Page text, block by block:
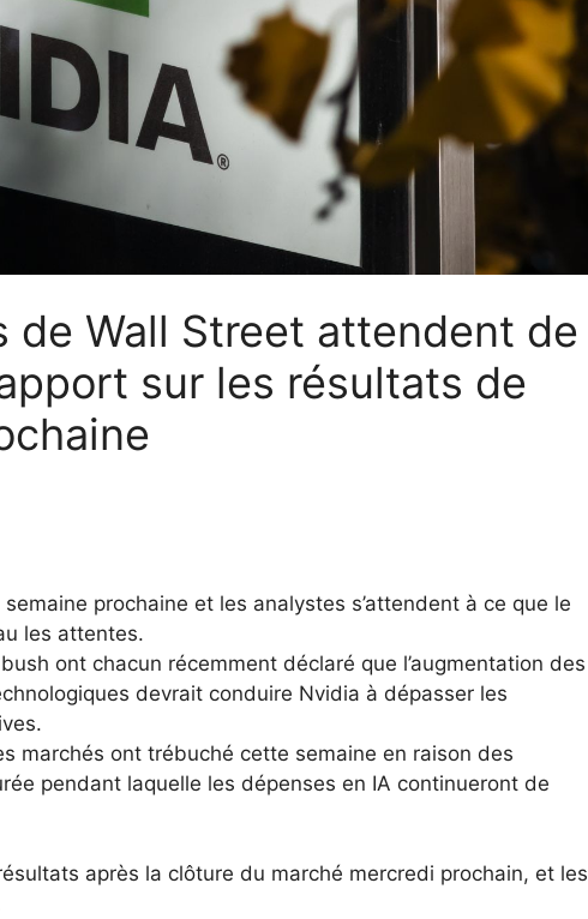
de Wall Street attendent de
sur les résultats de
prochaine et les analystes s’attendent à ce que le
les attentes.
ont chacun récemment déclaré que l’augmentation des
devrait conduire Nvidia à dépasser les
marchés ont trébuché cette semaine en raison des
pendant laquelle les dépenses en IA continueront de
après la clôture du marché mercredi prochain, et les